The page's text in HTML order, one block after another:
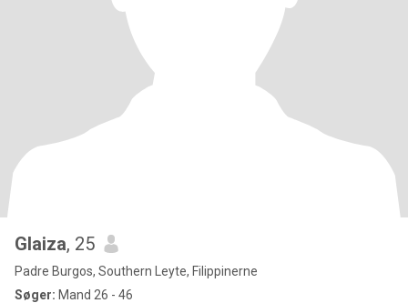
Glaiza, 25
Padre Burgos, Southern Leyte, Filippinerne
Søger: Mand 26 - 46